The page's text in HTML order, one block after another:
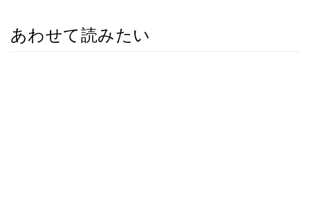
あわせて読みたい